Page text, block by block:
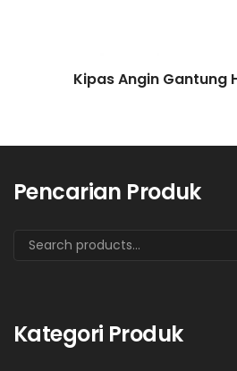
Kipas Angin Gantung
Pencarian Produk
Kategori Produk